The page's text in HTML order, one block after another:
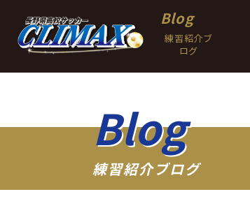
練習紹介ブ
ログ
Blog
Blog
練習紹介ブログ